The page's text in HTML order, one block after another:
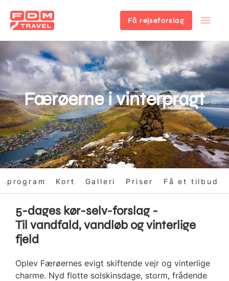
hovedindhold
Få rejseforslag
Færøerne i vinterpragt
Kort Galleri Priser Få et tilbud
5-dages kør-selv-forslag -
Til vandfald, vandløb og vinterlige
fjeld
Oplev Færøernes evigt skiftende vejr og vinterlige
charme. Nyd flotte solskinsdage, storm, frådende